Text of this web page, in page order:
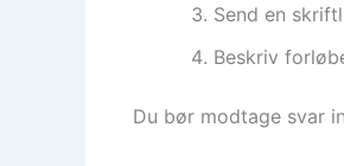
Send en
Beskriv
Du bør modtage svar